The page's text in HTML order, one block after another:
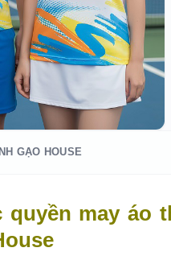
GẠO HOUSE
quyền may áo